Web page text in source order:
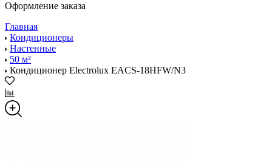
Оформление заказа
Главная
Кондиционеры
Настенные
50 м²
Кондиционер Electrolux EACS-18HFW/N3